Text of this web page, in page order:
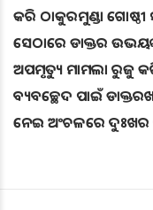
କରି ଠାକୁରମୁଣ୍ଡା ଗୋଷ୍ଠୀ
ସେଠାରେ ଡାକ୍ତର
ଅପମୃତ୍ୟୁ ମାମଲା ରୁଜୁ
ବ୍ୟବଚ୍ଛେଦ ପାଇଁ
ନେଇ ଅଂଚଳରେ ଦୁଃଖର